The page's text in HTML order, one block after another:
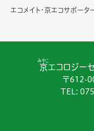
エコメイト・京エコサポータ
京
みやこ
エコロジー
〒612-
TEL: